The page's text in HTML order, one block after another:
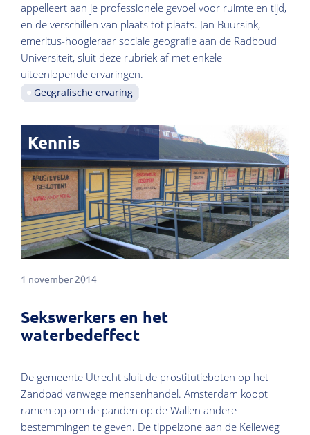
appelleert aan je professionele gevoel voor ruimte en tijd,
en de verschillen van plaats tot plaats. Jan Buursink,
emeritus-hoogleraar sociale geografie aan de Radboud
Universiteit, sluit deze rubriek af met enkele
uiteenlopende ervaringen.
Geografische ervaring
Kennis
1 november 2014
Sekswerkers en het
waterbedeffect
De gemeente Utrecht sluit de prostitutieboten op het
Zandpad vanwege mensenhandel. Amsterdam koopt
ramen op om de panden op de Wallen andere
bestemmingen te geven. De tippelzone aan de Keileweg